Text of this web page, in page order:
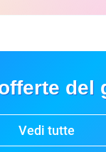
del
Vedi tutte